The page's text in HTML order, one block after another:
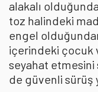
alakalı
toz halindeki
engel
içerindeki çocuk
seyahat
de güvenli sürüş